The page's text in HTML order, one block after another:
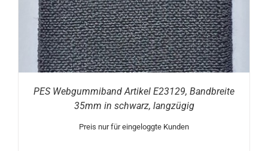
PES Webgummiband Artikel E23129, Bandbreite
35mm in schwarz, langzügig
Preis nur für eingeloggte Kunden